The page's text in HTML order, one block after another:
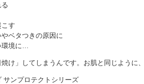
こす
ベタつきの原因に
境に…
け」してしまうんです。お肌と同じように
サンプロテクトシリーズ